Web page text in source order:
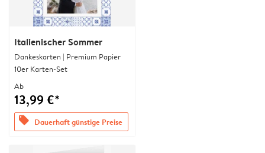
Italienischer Sommer
Dankeskarten | Premium Papier
10er Karten-Set
Ab
13,99 €*
offers Dauerhaft günstige Preise